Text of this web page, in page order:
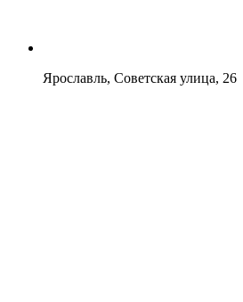
Ярославль, Советская улица, 26